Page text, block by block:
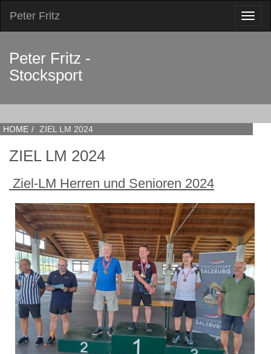
Peter Fritz
Peter Fritz -
Stocksport
HOME ZIEL LM 2024
ZIEL LM 2024
Ziel-LM Herren und Senioren 2024